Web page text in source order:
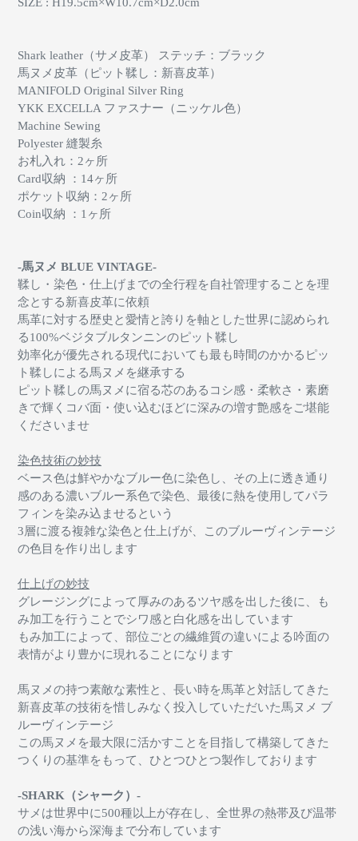
Shark leather（サメ皮革） ステッチ：ブラック
馬ヌメ皮革（ピット鞣し：新喜皮革）
MANIFOLD Original Silver Ring
YKK EXCELLA ファスナー（ニッケル色）
Machine Sewing
Polyester 縫製糸
お札入れ：2ヶ所
Card収納 ：14ヶ所
ポケット収納：2ヶ所
Coin収納 ：1ヶ所
-馬ヌメ BLUE VINTAGE-
鞣し・染色・仕上げまでの全行程を自社管理することを理
念とする新喜皮革に依頼
馬革に対する歴史と愛情と誇りを軸とした世界に認められ
る100%ベジタブルタンニンのピット鞣し
効率化が優先される現代においても最も時間のかかるピッ
ト鞣しによる馬ヌメを継承する
ピット鞣しの馬ヌメに宿る芯のあるコシ感・柔軟さ・素磨
きで輝くコバ面・使い込むほどに深みの増す艶感をご堪能
くださいませ
染色技術の妙技
ベース色は鮮やかなブルー色に染色し、その上に透き通り
感のある濃いブルー系色で染色、最後に熱を使用してパラ
フィンを染み込ませるという
3層に渡る複雑な染色と仕上げが、このブルーヴィンテージ
の色目を作り出します
仕上げの妙技
グレージングによって厚みのあるツヤ感を出した後に、も
み加工を行うことでシワ感と白化感を出しています
もみ加工によって、部位ごとの繊維質の違いによる吟面の
表情がより豊かに現れることになります
馬ヌメの持つ素敵な素性と、長い時を馬革と対話してきた
新喜皮革の技術を惜しみなく投入していただいた馬ヌメ ブ
ルーヴィンテージ
この馬ヌメを最大限に活かすことを目指して構築してきた
つくりの基準をもって、ひとつひとつ製作しております
-SHARK（シャーク）-
サメは世界中に500種以上が存在し、全世界の熱帯及び温帯
の浅い海から深海まで分布しています